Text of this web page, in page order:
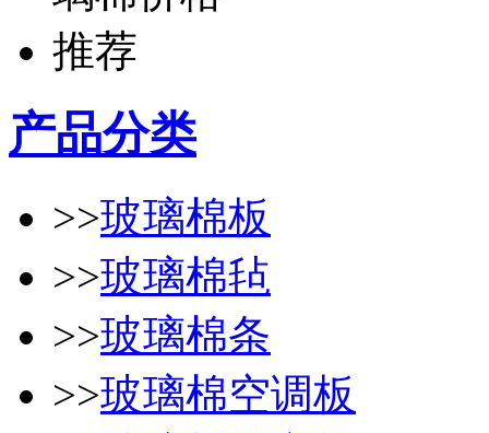
产品分类
>>玻璃棉板
>>玻璃棉毡
>>玻璃棉条
>>玻璃棉空调板